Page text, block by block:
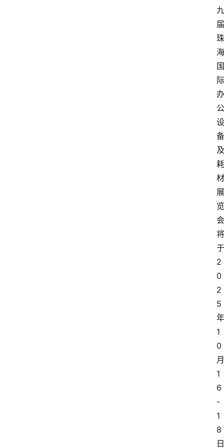
九
届
珠
海
国
际
办
公
设
备
及
耗
材
展
览
会
将
于
2
0
2
5
年
1
0
月
1
6
-
1
8
日